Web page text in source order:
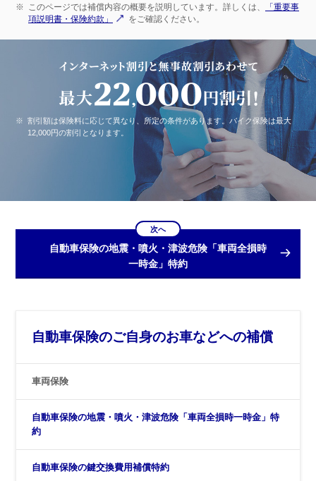
※ このページでは補償内容の概要を説明しています。詳しくは、
「重要事
項説明書・保険約款」
をご確認ください。
※ 割引額は保険料に応じて異なり、所定の条件があります。バイク保険は最大
12,000円の割引となります。
次へ
自動車保険の地震・噴火・津波危険「車両全損時
一時金」特約
自動車保険のご自身のお車などへの補償
車両保険
自動車保険の地震・噴火・津波危険「車両全損時一時金」特
約
自動車保険の鍵交換費用補償特約